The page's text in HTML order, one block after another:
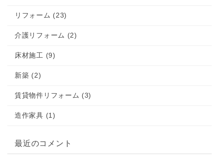
リフォーム (23)
介護リフォーム (2)
床材施工 (9)
新築 (2)
賃貸物件リフォーム (3)
造作家具 (1)
最近のコメント